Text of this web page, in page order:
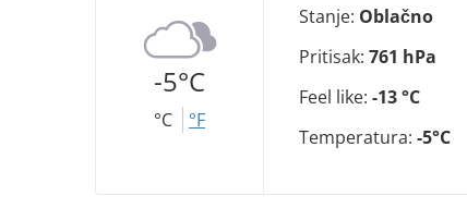
-5°C
°C °F
Stanje: Oblačno
Pritisak: 761 hPa
Feel like: -13 °C
Temperatura: -5°C